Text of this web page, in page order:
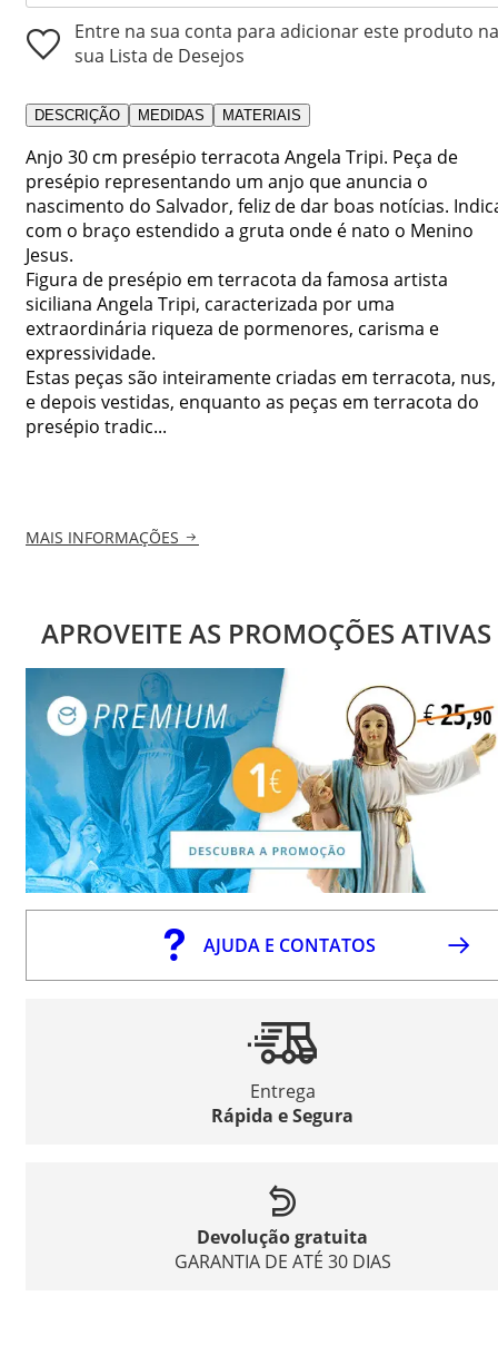
Entre na sua conta para adicionar este produto na
sua Lista de Desejos
DESCRIÇÃO MEDIDAS MATERIAIS
Anjo 30 cm presépio terracota Angela Tripi. Peça de
presépio representando um anjo que anuncia o
nascimento do Salvador, feliz de dar boas notícias.
com o braço estendido a gruta onde é nato o Menino
Jesus.
Figura de presépio em terracota da famosa artista
siciliana Angela Tripi, caracterizada por uma
extraordinária riqueza de pormenores, carisma e
expressividade.
Estas peças são inteiramente criadas em terracota, nus,
e depois vestidas, enquanto as peças em terracota do
presépio tradic...
MAIS INFORMAÇÕES
APROVEITE AS PROMOÇÕES ATIVAS
AJUDA E CONTATOS
Entrega
Rápida e Segura
Devolução gratuita
GARANTIA DE ATÉ 30 DIAS